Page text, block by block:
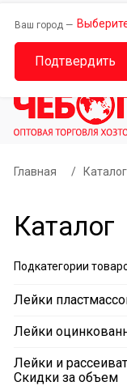
Ваш город —
Подтвердить
Ваш город —
Главная / Каталог
Каталог
Подкатегории
Лейки
Лейки
Лейки и
Скидки за объем